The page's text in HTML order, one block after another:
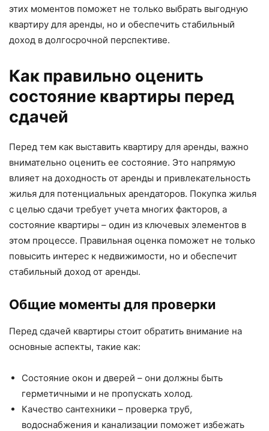
этих моментов поможет не только выбрать выгодную
квартиру для аренды, но и обеспечить стабильный
доход в долгосрочной перспективе.
Как правильно оценить
состояние квартиры перед
сдачей
Перед тем как выставить квартиру для аренды, важно
внимательно оценить ее состояние. Это напрямую
влияет на доходность от аренды и привлекательность
жилья для потенциальных арендаторов. Покупка жилья
с целью сдачи требует учета многих факторов, а
состояние квартиры – один из ключевых элементов в
этом процессе. Правильная оценка поможет не только
повысить интерес к недвижимости, но и обеспечит
стабильный доход от аренды.
Общие моменты для проверки
Перед сдачей квартиры стоит обратить внимание на
основные аспекты, такие как:
Состояние окон и дверей – они должны быть
герметичными и не пропускать холод.
Качество сантехники – проверка труб,
водоснабжения и канализации поможет избежать